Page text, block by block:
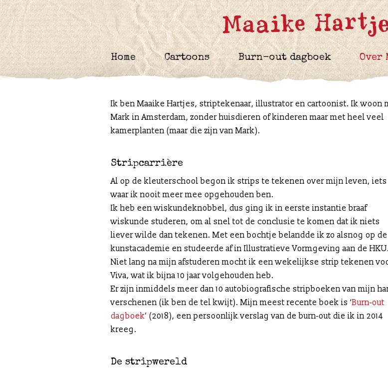
Skip
to
content
Home Cartoons Burn-out dagboek Over
Ik ben Maaike Hartjes, striptekenaar, illustrator en cartoonist. Ik woon
Mark in Amsterdam, zonder huisdieren of kinderen maar met heel veel
kamerplanten (maar die zijn van Mark).
Stripcarrière
Al op de kleuterschool begon ik strips te tekenen over mijn leven, iets
waar ik nooit meer mee opgehouden ben.
Ik heb een wiskundeknobbel, dus ging ik in eerste instantie braaf
wiskunde studeren, om al snel tot de conclusie te komen dat ik niets
liever wilde dan tekenen. Met een bochtje belandde ik zo alsnog op de
kunstacademie en studeerde af in Illustratieve Vormgeving aan de HKU.
Niet lang na mijn afstuderen mocht ik een wekelijkse strip tekenen
Viva, wat ik bijna 10 jaar volgehouden heb.
Er zijn inmiddels meer dan 10 autobiografische stripboeken van mijn
verschenen (ik ben de tel kwijt). Mijn meest recente boek is ‘Burn-out
dagboek’ (2018), een persoonlijk verslag van de burn-out die ik in 2014
kreeg.
De stripwereld